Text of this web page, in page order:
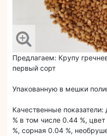
Предлагаем: Крупу
первый сорт
Упакованную в мешки
Качественные
% в том числе 0.44 %,
%, сорная 0.04 %,